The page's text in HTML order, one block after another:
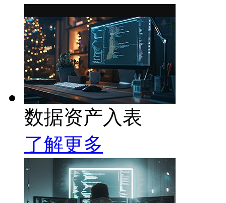
数据资产入表
了解更多